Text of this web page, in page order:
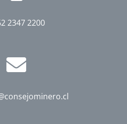
2347 2200